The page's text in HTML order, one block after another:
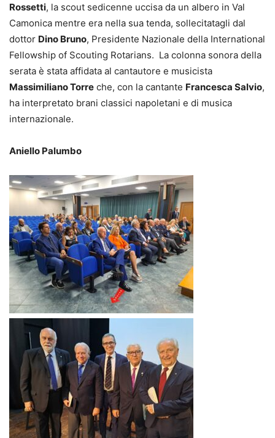
Rossetti, la scout sedicenne uccisa da un albero in Val
Camonica mentre era nella sua tenda, sollecitatagli dal
dottor Dino Bruno, Presidente Nazionale della International
Fellowship of Scouting Rotarians. La colonna sonora della
serata è stata affidata al cantautore e musicista
Massimiliano Torre che, con la cantante Francesca Salvio,
ha interpretato brani classici napoletani e di musica
internazionale.
Aniello Palumbo